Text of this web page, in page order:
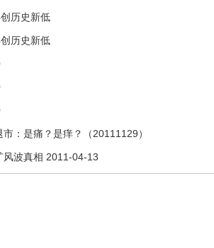
历史新低
历史新低
：是痛？是痒？（20111129）
风波真相 2011-04-13